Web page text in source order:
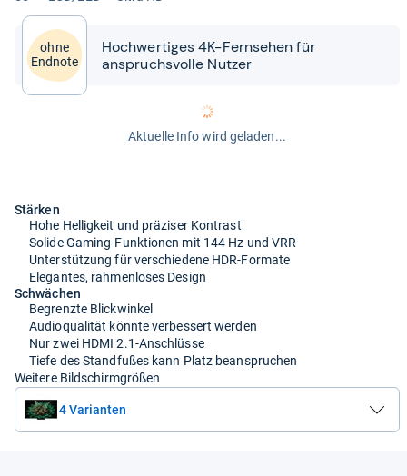
ohne
Endnote
Hoch­wer­ti­ges 4K-​​Fern­se­hen für
anspruchs­volle Nut­zer
Aktuelle Info wird geladen...
Stärken
Hohe Helligkeit und präziser Kontrast
Solide Gaming-Funktionen mit 144 Hz und VRR
Unterstützung für verschiedene HDR-Formate
Elegantes, rahmenloses Design
Schwächen
Begrenzte Blickwinkel
Audioqualität könnte verbessert werden
Nur zwei HDMI 2.1-Anschlüsse
Tiefe des Standfußes kann Platz beanspruchen
Weitere Bildschirmgrößen
4 Varianten